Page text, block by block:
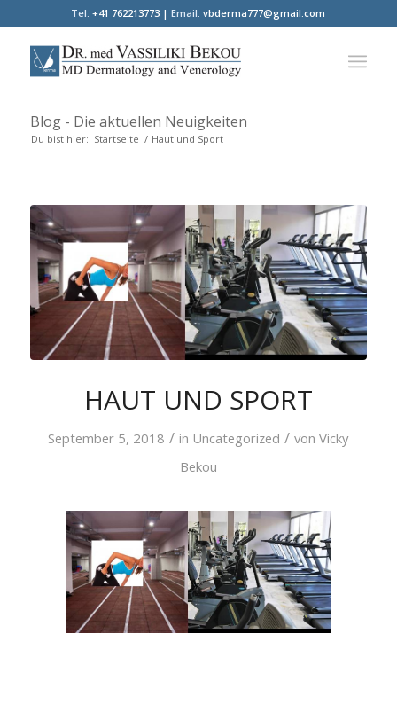
Tel: +41 762213773 |Email: vbderma777@gmail.com
Blog - Die aktuellen Neuigkeiten
Du bist hier: Startseite / Haut und Sport
HAUT UND SPORT
September 5, 2018 / in Uncategorized / vonVicky
Bekou